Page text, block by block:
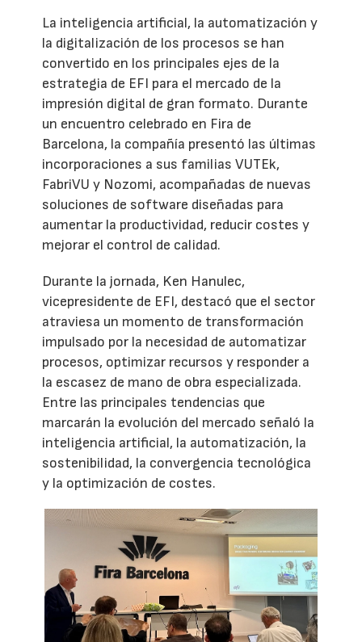
La inteligencia artificial, la automatización y
la digitalización de los procesos se han
convertido en los principales ejes de la
estrategia de EFI para el mercado de la
impresión digital de gran formato. Durante
un encuentro celebrado en Fira de
Barcelona, la compañía presentó las últimas
incorporaciones a sus familias VUTEk,
FabriVU y Nozomi, acompañadas de nuevas
soluciones de software diseñadas para
aumentar la productividad, reducir costes y
mejorar el control de calidad.
Durante la jornada, Ken Hanulec,
vicepresidente de EFI, destacó que el sector
atraviesa un momento de transformación
impulsado por la necesidad de automatizar
procesos, optimizar recursos y responder a
la escasez de mano de obra especializada.
Entre las principales tendencias que
marcarán la evolución del mercado señaló la
inteligencia artificial, la automatización, la
sostenibilidad, la convergencia tecnológica
y la optimización de costes.